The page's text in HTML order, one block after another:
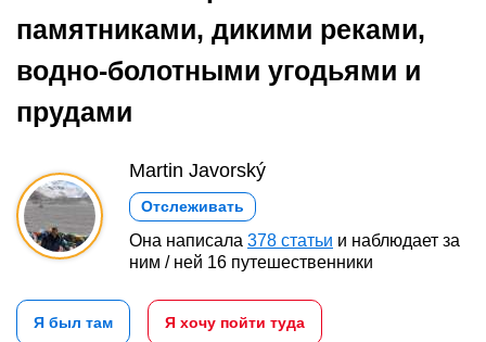
памятниками, дикими реками,
водно-болотными угодьями и
прудами
Martin Javorský
Отслеживать
Она написала 378 статьи и наблюдает за
ним / ней 16 путешественники
Я был там Я хочу пойти туда